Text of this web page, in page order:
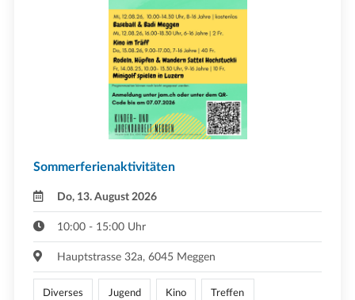
Sommerferienaktivitäten
Do, 13. August 2026
10:00 - 15:00 Uhr
Hauptstrasse 32a, 6045 Meggen
Diverses Jugend Kino Treffen